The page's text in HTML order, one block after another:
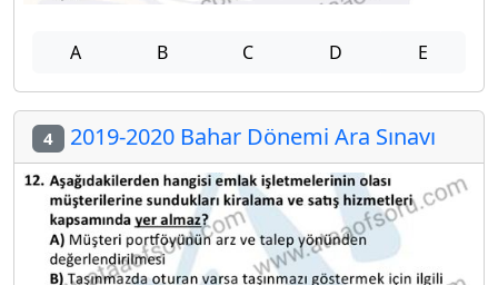
A B C D E
4 2019-2020 Bahar Dönemi Ara Sınavı